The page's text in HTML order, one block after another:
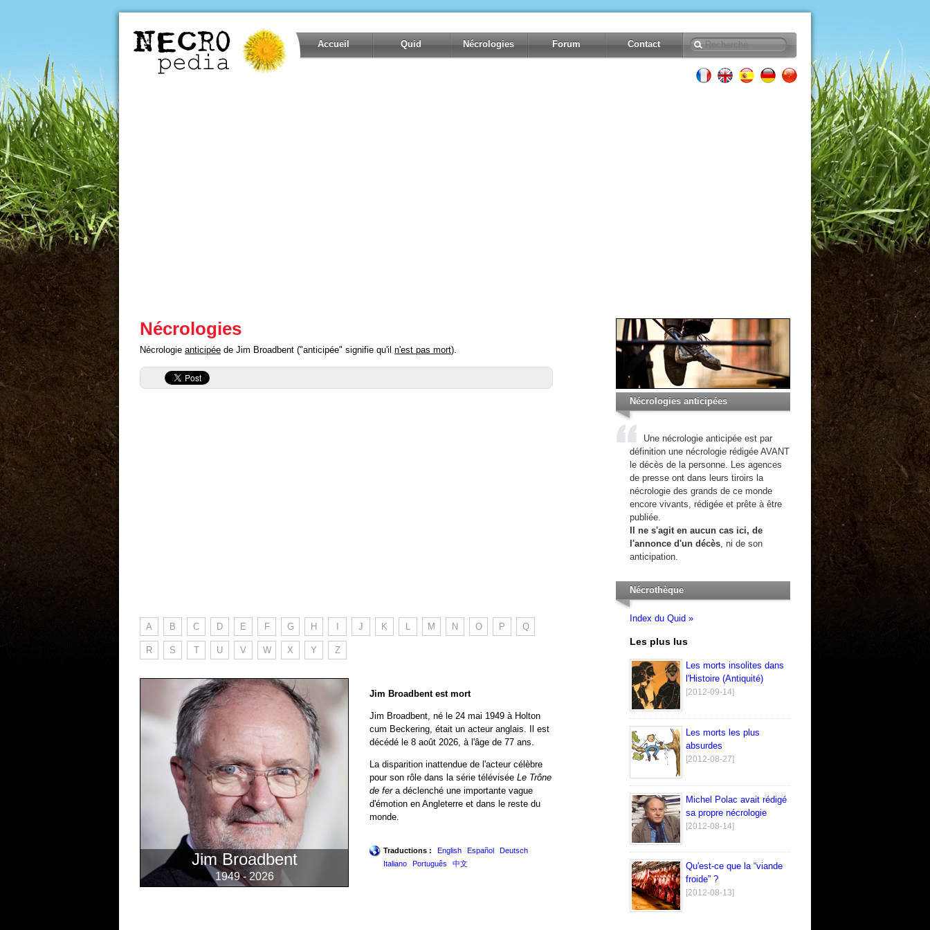
Accueil Quid Nécrologies Forum Contact
Nécrologies
Nécrologie anticipée de Jim Broadbent ("anticipée" signifie qu'il n'est pas mort).
A B C D E F G H J K L M N O P Q
R S T U V W X Y Z
Jim Broadbent
1949 - 2026
Jim Broadbent est mort
Jim Broadbent, né le 24 mai 1949 à Holton
cum Beckering, était un acteur anglais. Il est
décédé le 8 août 2026, à l'âge de 77 ans.
La disparition inattendue de l'acteur célèbre
pour son rôle dans la série télévisée Le Trône
de fera déclenché une importante vague
d'émotion en Angleterre et dans le reste du
monde.
Traductions : English Español
Deutsch
Italiano
Português 中文
Nécrologies anticipées
Une nécrologie anticipée est par
définition une nécrologie rédigée AVANT
le décès de la personne. Les agences
de presse ont dans leurs tiroirs la
nécrologie des grands de ce monde
encore vivants, rédigée et prête à être
publiée.
Il ne s'agit en aucun cas ici, de
l'annonce d'un décès, ni de son
anticipation.
Nécrothèque
Index du Quid »
Les plus lus
Les morts insolites dans
l'Histoire (Antiquité)
[2012-09-14]
Les morts les plus
absurdes
[2012-08-27]
Michel Polac avait rédigé
sa propre nécrologie
[2012-08-14]
Qu'est-ce que la “viande
froide” ?
[2012-08-13]